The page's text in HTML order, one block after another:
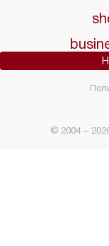
© 2004 –